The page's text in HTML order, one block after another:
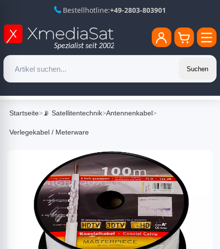
Bestellhotline:+49-2803-803901
Suchen
Startseite>📡 Satellitentechnik>Antennenkabel>
Verlegekabel / Meterware